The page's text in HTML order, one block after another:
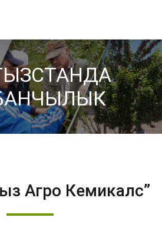
Агро Кемикалс”